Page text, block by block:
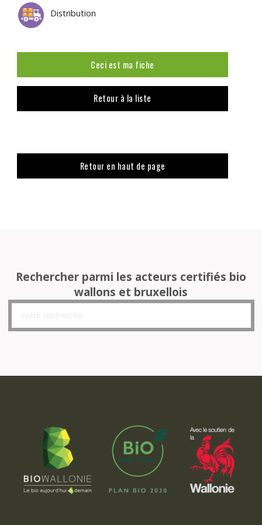
Distribution
Ceci est ma fiche
Retour à la liste
Retour en haut de page
Rechercher parmi les acteurs certifiés bio
wallons et bruxellois